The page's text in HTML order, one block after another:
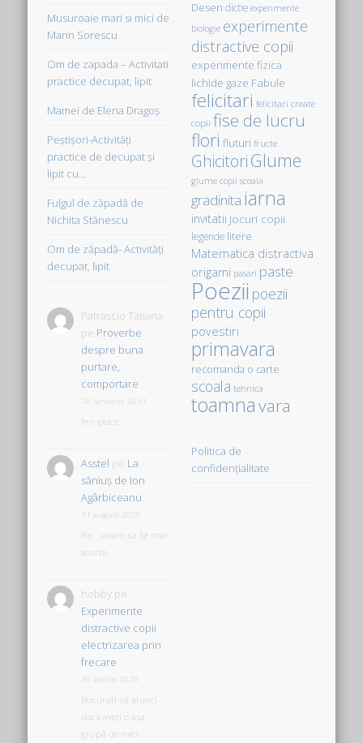
Musuroaie mari si mici de
Marin Sorescu
Om de zapada – Activitati
practice decupat, lipit
Mamei de Elena Dragoş
Peştişori-Activităţi
practice de decupat şi
lipit cu…
Fulgul de zăpadă de
Nichita Stănescu
Om de zăpadă- Activităţi
decupat, lipit
Patrașcio Tatiana
pe Proverbe
despre buna
purtare,
comportare
28 ianuarie 2021
îmi place
Asstel pe La
săniuş de Ion
Agârbiceanu
31 august 2020
Pai...voiam sa fie mai
scurta. .
hobby pe
Experimente
distractive copii
electrizarea prin
frecare
30 aprilie 2020
Bucurați-vă atunci
dacă aveți o așa
grupă de mici
Desen dictie experimente
biologie experimente
distractive copii
experimente fizica
lichide gaze Fabule
felicitari felicitari create
copii fise de lucru
flori fluturi fructe
GhicitoriGlume
glume copii scoala
gradinita iarna
invitatii Jocuri copii
legende litere
Matematica distractiva
origami pasari paste
Poezii poezii
pentru copii
povestiri
primavara
recomanda o carte
scoala tehnica
toamnavara
Politica de
confidențialitate